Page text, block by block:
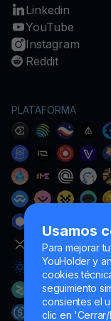
Usamos
Para mejorar
YouHolder y
cookies
seguimiento
consientes el
clic en 'Cerrar/
Linkedin
YouTube
Instagram
Reddit
PLATAFORMA